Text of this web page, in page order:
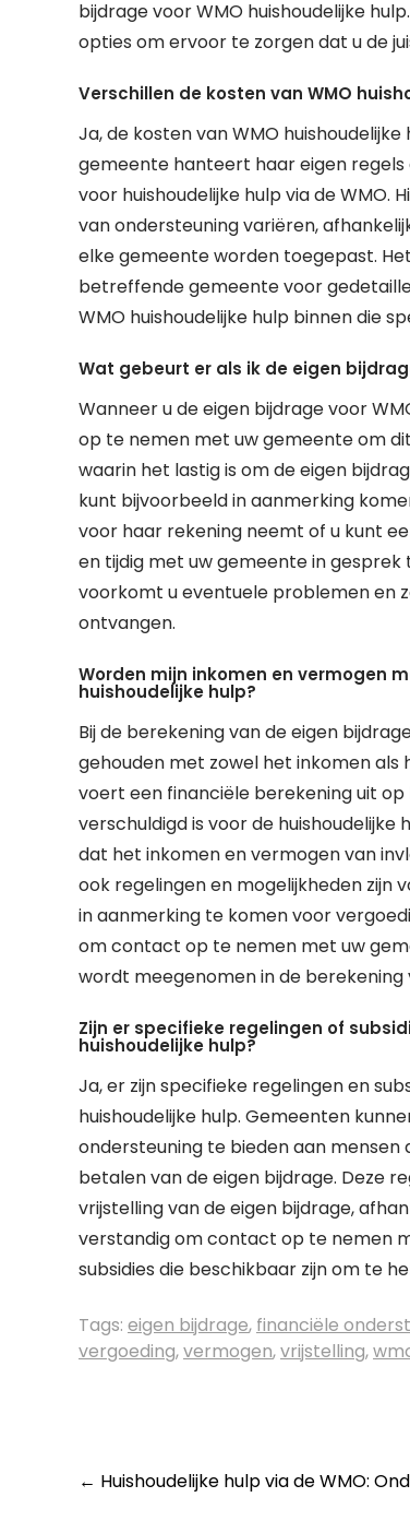
bijdrage voor WMO huishoudelijke
opties om ervoor te zorgen dat u de
Verschillen de kosten van WMO
Ja, de kosten van WMO
gemeente hanteert haar eigen
voor huishoudelijke hulp via de
van ondersteuning variëren,
elke gemeente worden toegepast.
betreffende gemeente voor
WMO huishoudelijke hulp binnen die
Wat gebeurt er als ik de eigen
Wanneer u de eigen bijdrage voor
op te nemen met uw gemeente om
waarin het lastig is om de eigen
kunt bijvoorbeeld in aanmerking
voor haar rekening neemt of u kunt
en tijdig met uw gemeente in gesprek
voorkomt u eventuele problemen en
ontvangen.
Worden mijn inkomen en vermogen
huishoudelijke hulp?
Bij de berekening van de eigen
gehouden met zowel het inkomen
voert een financiële berekening uit
verschuldigd is voor de
dat het inkomen en vermogen van
ook regelingen en mogelijkheden zijn
in aanmerking te komen voor
om contact op te nemen met uw
wordt meegenomen in de berekening
Zijn er specifieke regelingen of
huishoudelijke hulp?
Ja, er zijn specifieke regelingen en
huishoudelijke hulp. Gemeenten
ondersteuning te bieden aan
betalen van de eigen bijdrage. Deze
vrijstelling van de eigen bijdrage,
verstandig om contact op te nemen
subsidies die beschikbaar zijn om te
Tags: eigen bijdrage, financiële
vergoeding,vermogen,vrijstelling,
Post
← Huishoudelijke hulp via de WMO: